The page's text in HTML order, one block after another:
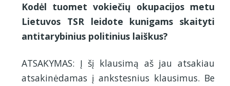
Kodėl tuomet vokiečių okupacijos metu
Lietuvos TSR leidote kunigams skaityti
antitarybinius politinius laiškus?
ATSAKYMAS: Į šį klausimą aš jau atsakiau
atsakinėdamas į ankstesnius klausimus. Be